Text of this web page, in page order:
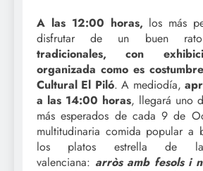
A las 12:00 horas, los más
disfrutar de un buen
tradicionales, con
organizada como es
Cultural El Piló. A mediodía,
a las 14:00 horas, llegará uno
más esperados de cada 9 de
multitudinaria comida popular a
los platos estrella de la
valenciana: arròs amb fesols i